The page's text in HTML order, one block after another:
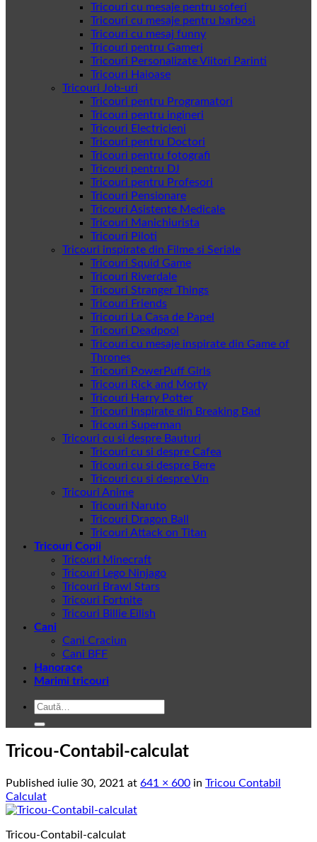
Tricouri cu mesaje pentru soferi
Tricouri cu mesaje pentru barbosi
Tricouri cu mesaj funny
Tricouri pentru Gameri
Tricouri Personalizate Viitori Parinti
Tricouri Haioase
Tricouri Job-uri
Tricouri pentru Programatori
Tricouri pentru ingineri
Tricouri Electricieni
Tricouri pentru Doctori
Tricouri pentru fotografi
Tricouri pentru DJ
Tricouri pentru Profesori
Tricouri Pensionare
Tricouri Asistente Medicale
Tricouri Manichiurista
Tricouri Piloti
Tricouri inspirate din Filme si Seriale
Tricouri Squid Game
Tricouri Riverdale
Tricouri Stranger Things
Tricouri Friends
Tricouri La Casa de Papel
Tricouri Deadpool
Tricouri cu mesaje inspirate din Game of
Thrones
Tricouri PowerPuff Girls
Tricouri Rick and Morty
Tricouri Harry Potter
Tricouri Inspirate din Breaking Bad
Tricouri Superman
Tricouri cu si despre Bauturi
Tricouri cu si despre Cafea
Tricouri cu si despre Bere
Tricouri cu si despre Vin
Tricouri Anime
Tricouri Naruto
Tricouri Dragon Ball
Tricouri Attack on Titan
Tricouri Copii
Tricouri Minecraft
Tricouri Lego Ninjago
Tricouri Brawl Stars
Tricouri Fortnite
Tricouri Billie Eilish
Cani
Cani Craciun
Cani BFF
Hanorace
Marimi tricouri
Caută
Tricou-Contabil-calculat
Published iulie 30, 2021 at 641 × 600 in Tricou Contabil
Calculat
Tricou-Contabil-calculat